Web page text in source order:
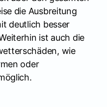
die Ausbreitung
deutlich besser
ist auch die
wie
oder